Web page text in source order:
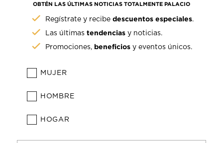
OBTÉN LAS ÚLTIMAS NOTICIAS TOTALMENTE PALACIO
Regístrate y recibedescuentos especiales.
Las últimastendencias y noticias.
Promociones, beneficios y eventos únicos.
MUJER
HOMBRE
HOGAR